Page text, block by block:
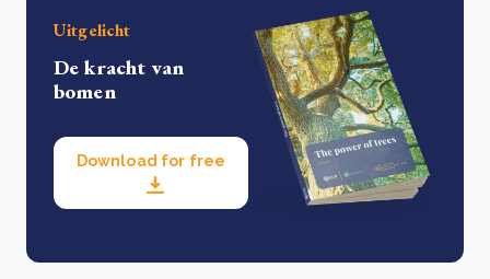
Uitgelicht
De kracht van
bomen
Download for free